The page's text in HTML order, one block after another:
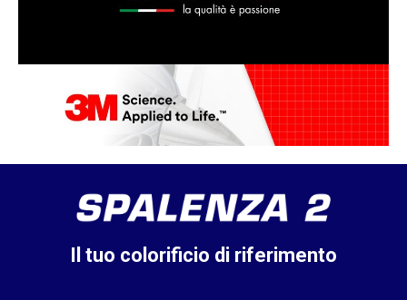
Il tuo colorificio di riferimento